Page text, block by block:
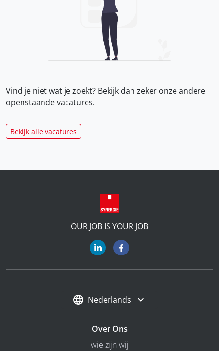
Vind je niet wat je zoekt? Bekijk dan zeker onzeandere
openstaande vacatures.
Bekijk alle vacatures
OUR JOB IS YOUR JOB
Nederlands
Over Ons
wie zijn wij